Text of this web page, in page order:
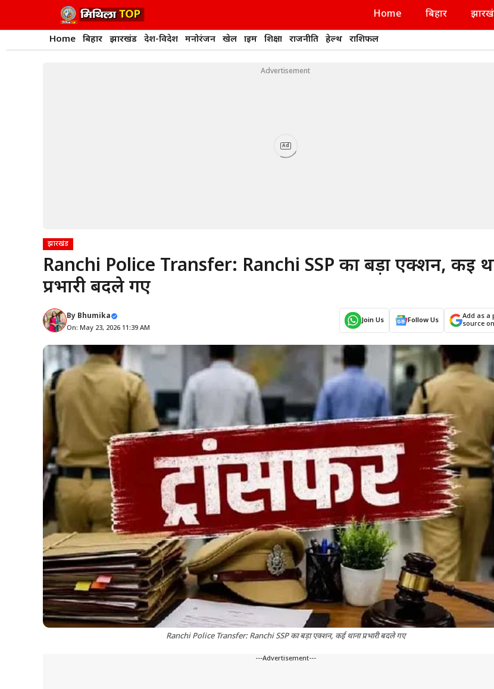
Home बिहार
Home बिहार झारखंड देश-विदेश मनोरंजन खेल क्राइम शिक्षा राजनीति हेल्थ राशिफल
Advertisement
Ad
झारखंड
Ranchi Police Transfer: Ranchi SSP का बड़ा एक्शन, कई
प्रभारी बदले गए
By Bhumika
On: May 23, 2026 11:39 AM
Join Us Follow Us
Add as a
source
Ranchi Police Transfer: Ranchi SSP का बड़ा एक्शन, कई थाना प्रभारी बदले गए
---Advertisement---